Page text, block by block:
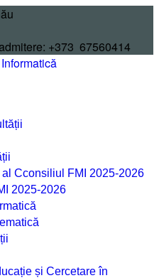
+373 67560414
Cconsiliul FMI 2025-2026
2025-2026
și Cercetare în